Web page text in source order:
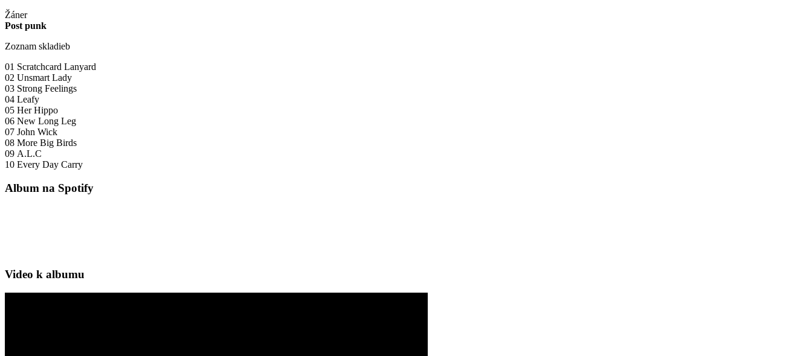
Žáner
Post punk
Zoznam skladieb
01 Scratchcard Lanyard
02 Unsmart Lady
03 Strong Feelings
04 Leafy
05 Her Hippo
06 New Long Leg
07 John Wick
08 More Big Birds
09 A.L.C
10 Every Day Carry
Album na Spotify
Video k albumu